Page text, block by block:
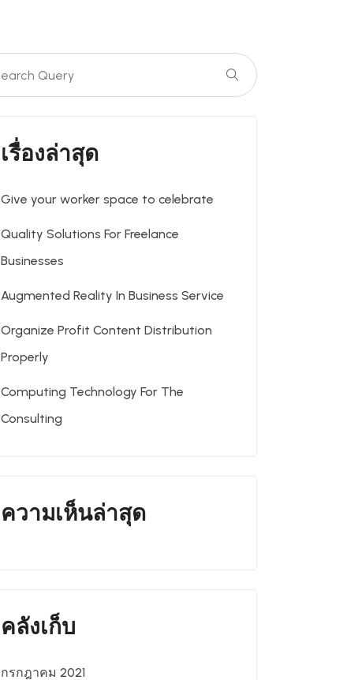
เรื่องล่าสุด
Give your worker space to celebrate
Quality Solutions For Freelance
Businesses
Augmented Reality In Business Service
Organize Profit Content Distribution
Properly
Computing Technology For The
Consulting
ความเห็นล่าสุด
คลังเก็บ
กรกฎาคม 2021